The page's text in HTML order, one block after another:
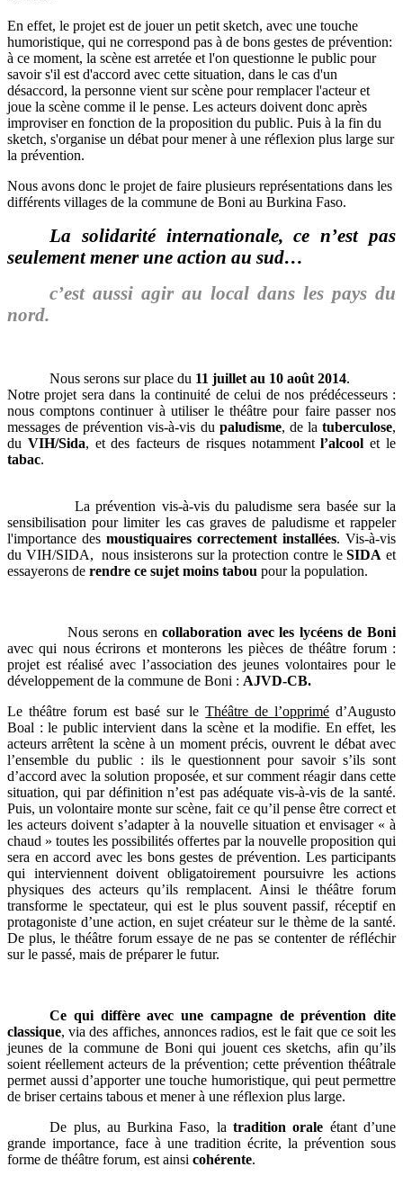
En effet, le projet est de jouer un petit sketch, avec une touche
humoristique, qui ne correspond pas à de bons gestes de prévention:
à ce moment, la scène est arretée et l'on questionne le public pour
savoir s'il est d'accord avec cette situation, dans le cas d'un
désaccord, la personne vient sur scène pour remplacer l'acteur et
joue la scène comme il le pense. Les acteurs doivent donc après
improviser en fonction de la proposition du public. Puis à la fin du
sketch, s'organise un débat pour mener à une réflexion plus large sur
la prévention.
Nous avons donc le projet de faire plusieurs représentations dans les
différents villages de la commune de Boni au Burkina Faso.
La solidarité internationale, ce n’est pas
seulement mener une action au sud…
c’est aussi agir au local dans les pays du
nord.
Nous serons sur place du 11 juillet au 10 août 2014.
Notre projet sera dans la continuité de celui de nos prédécesseurs :
nous comptons continuer à utiliser le théâtre pour faire passer nos
messages de prévention vis-à-vis du paludisme, de la tuberculose,
du VIH/Sida, et des facteurs de risques notammentl’alcool et le
tabac.
La prévention vis-à-vis du paludisme sera basée sur la
sensibilisation pour limiter les cas graves de paludisme et rappeler
l'importance des moustiquaires correctement installées. Vis-à-vis
du VIH/SIDA, nous insisterons sur la protection contre leSIDA et
essayerons de rendre ce sujet moins tabou pour la population.
Nous serons encollaboration avec les lycéens de Boni
avec qui nous écrirons et monterons les pièces de théâtre forum :
projet est réalisé avec l’association des jeunes volontaires pour le
développement de la commune de Boni : AJVD-CB.
Le théâtre forum est basé sur leThéâtre de l’opprimé d’Augusto
Boal : le public intervient dans la scène et la modifie. En effet, les
acteurs arrêtent la scène à un moment précis, ouvrent le débat avec
l’ensemble du public : ils le questionnent pour savoir s’ils sont
d’accord avec la solution proposée, et sur comment réagir dans cette
situation, qui par définition n’est pas adéquate vis-à-vis de la santé.
Puis, un volontaire monte sur scène, fait ce qu’il pense être correct et
les acteurs doivent s’adapter à la nouvelle situation et envisager « à
chaud » toutes les possibilités offertes par la nouvelle proposition qui
sera en accord avec les bons gestes de prévention. Les participants
qui interviennent doivent obligatoirement poursuivre les actions
physiques des acteurs qu’ils remplacent. Ainsi le théâtre forum
transforme le spectateur, qui est le plus souvent passif, réceptif en
protagoniste d’une action, en sujet créateur sur le thème de la santé.
De plus, le théâtre forum essaye de ne pas se contenter de réfléchir
sur le passé, mais de préparer le futur.
Ce qui diffère avec une campagne de prévention dite
classique, via des affiches, annonces radios, est le fait que ce soit les
jeunes de la commune de Boni qui jouent ces sketchs, afin qu’ils
soient réellement acteurs de la prévention; cette prévention théâtrale
permet aussi d’apporter une touche humoristique, qui peut permettre
de briser certains tabous et mener à une réflexion plus large.
De plus, au Burkina Faso, latradition orale étant d’une
grande importance, face à une tradition écrite, la prévention sous
forme de théâtre forum, est ainsi cohérente.